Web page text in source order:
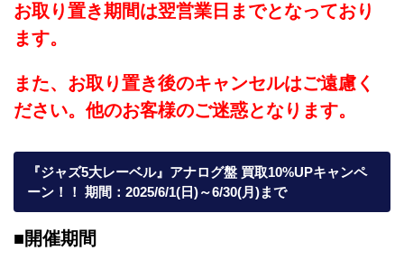
お取り置き期間は翌営業日までとなっており
ます。
また、お取り置き後のキャンセルはご遠慮く
ださい。他のお客様のご迷惑となります。
『ジャズ5大レーベル』アナログ盤 買取10%UPキャンペ
ーン！！ 期間：2025/6/1(日)～6/30(月)まで
■開催期間